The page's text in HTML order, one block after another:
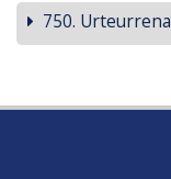
750. Urteurrena